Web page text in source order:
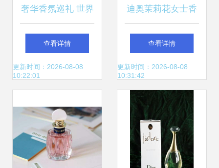
奢华香氛巡礼 世界
十大名牌香水与
CRD克徕帝珠宝的
查看详情
更新时间：2026-08-08
10:22:01
迪奥茉莉花女士香
水
查看详情
更新时间：2026-08-08
10:31:42